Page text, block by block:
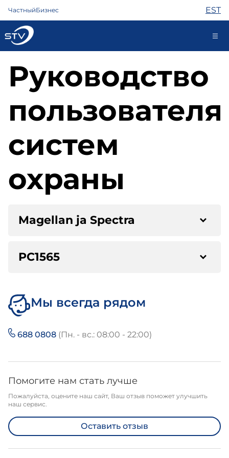
ЧастныйБизнес EST
ariklient@stv.ee
Интернет
ТВ
Охрана
Магазин
Новости
Контакты
Руководство
пользователя
систем
охраны
Magellan ja Spectra
PC1565
Мы всегда рядом
688 0808 (Пн. - вс.: 08:00 - 22:00)
Помогите нам стать лучше
Пожалуйста, оцените наш сайт, Ваш отзыв поможет улучшить
наш сервис.
Оставить отзыв